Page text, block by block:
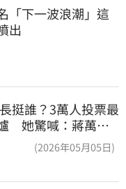
「下一波浪潮」這
出
挺誰？3萬人投票最
她驚喊：蔣萬安
(2026年05月05日)